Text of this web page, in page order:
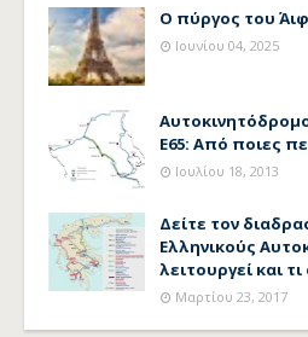
Ο πύργος του
Ιουνίου 04, 2025
Ε65: Από ποιες
Ιουλίου 18, 2013
Δείτε τον
Ελληνικούς
λειτουργεί και τι
Μαρτίου 23, 2017